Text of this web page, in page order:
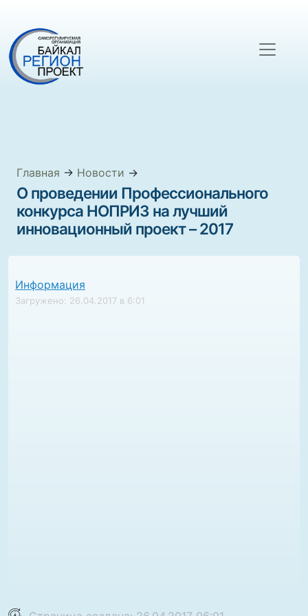
Главная → Новости →
О проведении Профессионального
конкурса НОПРИЗ на лучший
инновационный проект – 2017
Информация
Загружено: 26.04.2017 в 6:01